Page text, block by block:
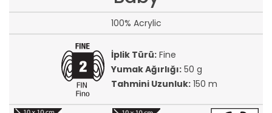
100% Acrylic
İplik Türü:Fine
Yumak Ağırlığı:50 g
Tahmini Uzunluk:150 m